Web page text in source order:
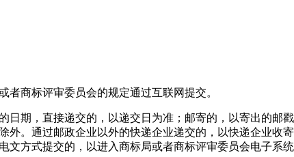
商标评审委员会的规定通过互联网提交。
期，直接递交的，以递交日为准；邮寄的，以寄出的邮
。通过邮政企业以外的快递企业递交的，以快递企业收
方式提交的，以进入商标局或者商标评审委员会电子系统